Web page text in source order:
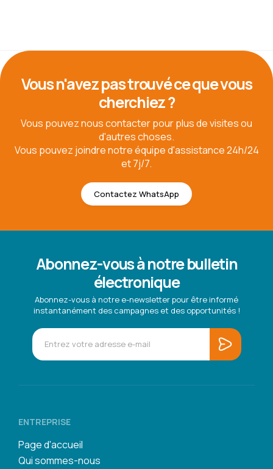
Vous n'avez pas trouvé ce que vous
cherchiez ?
Vous pouvez nous contacter pour plus de visites ou
d'autres choses.
Vous pouvez joindre notre équipe d'assistance 24h/24
et 7j/7.
Contactez WhatsApp
Abonnez-vous à notre bulletin
électronique
Abonnez-vous à notre e-newsletter pour être informé
instantanément des campagnes et des opportunités !
ENTREPRISE
Page d'accueil
Qui sommes-nous